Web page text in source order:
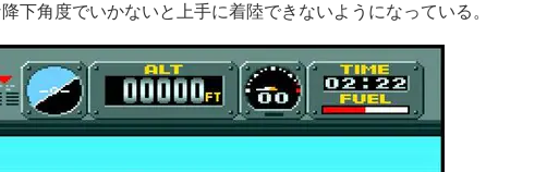
下角度でいかないと上手に着陸できないようになっている。